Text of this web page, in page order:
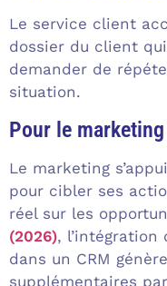
Le service client
dossier du client
demander de
situation.
Pour le marketing
Le marketing
pour cibler ses
réel sur les
(2026), l’intégration
dans un CRM
supplémentaires